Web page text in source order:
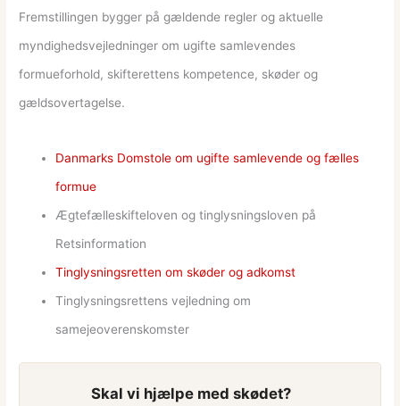
Fremstillingen bygger på gældende regler og aktuelle
myndighedsvejledninger om ugifte samlevendes
formueforhold, skifterettens kompetence, skøder og
gældsovertagelse.
Danmarks Domstole om ugifte samlevende og fælles
formue
Ægtefælleskifteloven og tinglysningsloven på
Retsinformation
Tinglysningsretten om skøder og adkomst
Tinglysningsrettens vejledning om
samejeoverenskomster
Skal vi hjælpe med skødet?